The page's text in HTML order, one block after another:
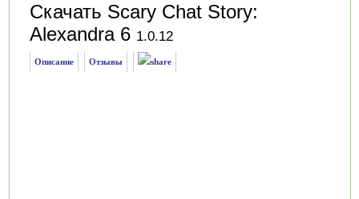
Скачать Scary Chat Story:
Alexandra 6 1.0.12
Описание Отзывы